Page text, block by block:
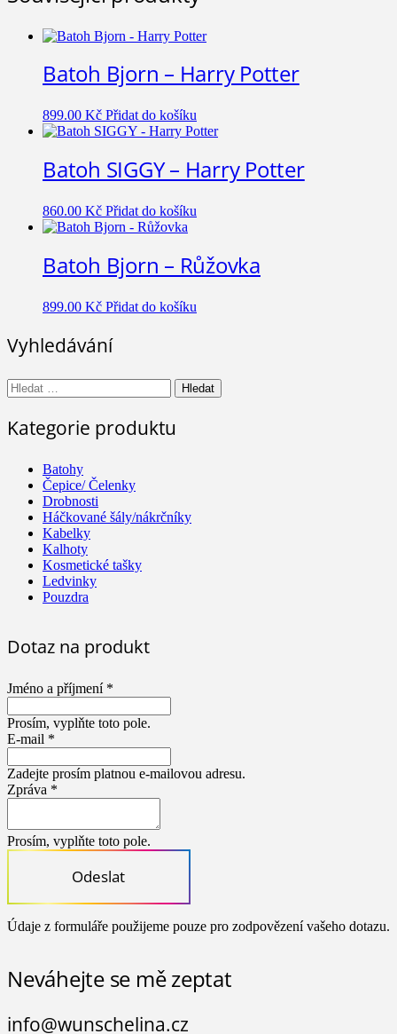
Batoh Bjorn – Harry Potter
899.00 Kč Přidat do košíku
Batoh SIGGY – Harry Potter
860.00 Kč Přidat do košíku
Batoh Bjorn – Růžovka
899.00 Kč Přidat do košíku
Vyhledávání
Vyhledávání
Kategorie produktu
Batohy
Čepice/ Čelenky
Drobnosti
Háčkované šály/nákrčníky
Kabelky
Kalhoty
Kosmetické tašky
Ledvinky
Pouzdra
Dotaz na produkt
Jméno a příjmení *
Prosím, vyplňte toto pole.
E-mail *
Zadejte prosím platnou e-mailovou adresu.
Zpráva *
Prosím, vyplňte toto pole.
Odeslat
Údaje z formuláře použijeme pouze pro zodpovězení vašeho dotazu.
Neváhejte se mě zeptat
info@wunschelina.cz